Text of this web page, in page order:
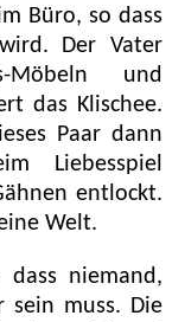
Büro, so dass
Der Vater
und
das Klischee.
Paar dann
Liebesspiel
entlockt.
Welt.
niemand,
muss. Die